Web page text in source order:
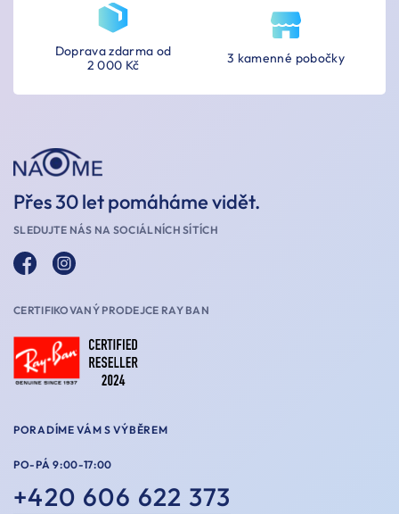
3 kamenné pobočky
Doprava zdarma od
2 000 Kč
Přes 30 let pomáháme vidět.
SLEDUJTE NÁS NA SOCIÁLNÍCH SÍTÍCH
CERTIFIKOVANÝ PRODEJCE RAY BAN
PORADÍME VÁM S VÝBĚREM
PO-PÁ 9:00-17:00
+420 606 622 373